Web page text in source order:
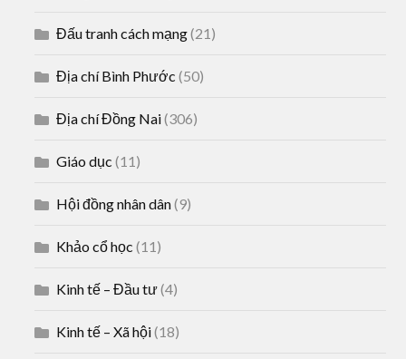
Đấu tranh cách mạng(21)
Địa chí Bình Phước (50)
Địa chí Đồng Nai(306)
Giáo dục (11)
Hội đồng nhân dân(9)
Khảo cổ học (11)
Kinh tế – Đầu tư(4)
Kinh tế – Xã hội(18)